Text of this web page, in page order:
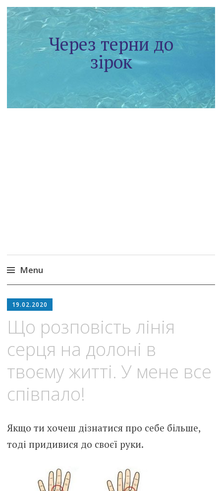
Через терни до
зірок
Menu
to
19.02.2020
Що розповість лінія
серця на долоні в
твоєму житті. У мене все
співпало!
Якщо ти хочеш дізнатися про себе більше,
тоді придивися до своєї руки.